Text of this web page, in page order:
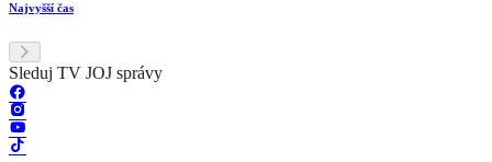
Najvyšší čas
Sleduj TV JOJ správy